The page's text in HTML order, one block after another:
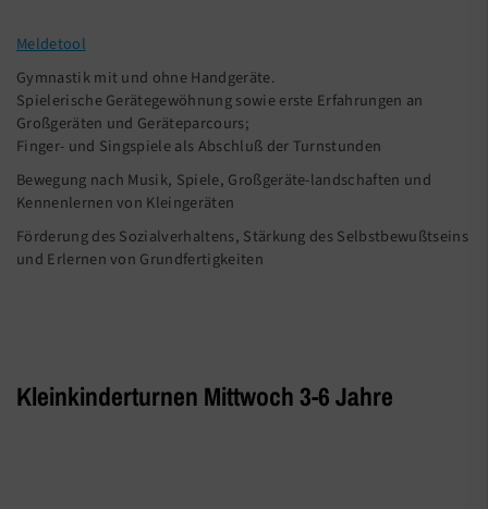
Meldetool
Gymnastik mit und ohne Handgeräte.
Spielerische Gerätegewöhnung sowie erste Erfahrungen an
Großgeräten und Geräteparcours;
Finger- und Singspiele als Abschluß der Turnstunden
Bewegung nach Musik, Spiele, Großgeräte-landschaften und
Kennenlernen von Kleingeräten
Förderung des Sozialverhaltens, Stärkung des Selbstbewußtseins
und Erlernen von Grundfertigkeiten
Kleinkinderturnen Mittwoch 3-6 Jahre